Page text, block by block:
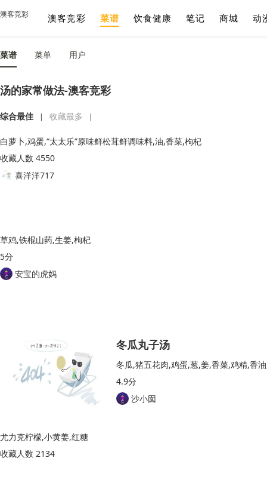
澳客竞彩 澳客竞彩 菜谱 饮食健康 笔记 商城 动
菜谱 菜单 用户
汤的家常做法-澳客竞彩
综合最佳 | 收藏最多 |
白萝卜,鸡蛋,“太太乐”原味鲜松茸鲜调味料,油,香菜,枸杞
收藏人数 4550
喜洋洋717
草鸡,铁棍山药,生姜,枸杞
5分
安宝的虎妈
冬瓜丸子汤
冬瓜,猪五花肉,鸡蛋,葱,姜,香菜,鸡精,香
4.9分
沙小囡
尤力克柠檬,小黄姜,红糖
收藏人数 2134